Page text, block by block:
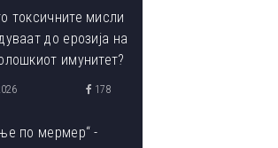
токсичните мисли
до ерозија на
имунитет?
178
по мермер“ -